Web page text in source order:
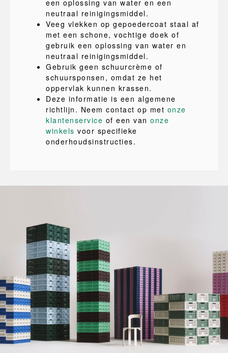
een oplossing van water en een
neutraal reinigingsmiddel.
Veeg vlekken op gepoedercoat staal af
met een schone, vochtige doek of
gebruik een oplossing van water en
neutraal reinigingsmiddel.
Gebruik geen schuurcrème of
schuursponsen, omdat ze het
oppervlak kunnen krassen.
Deze informatie is een algemene
richtlijn. Neem contact op met onze
klantenservice of een van onze
winkels voor specifieke
onderhoudsinstructies.